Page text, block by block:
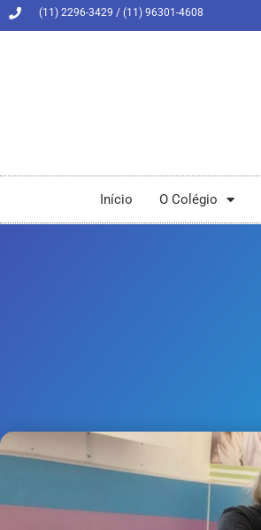
(11) 2296-3429 / (11) 96301-4608
Início O Colégio